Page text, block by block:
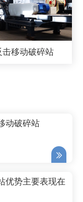
击移动破碎站
动破碎站
优势主要表现在